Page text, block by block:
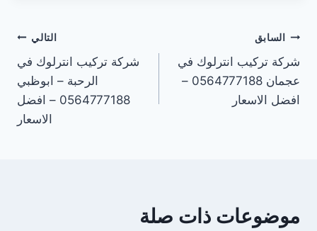
تصفّح
المقالات
السابق
شركة تركيب انترلوك في
عجمان 0564777188 –
افضل الاسعار
التالي
شركة تركيب انترلوك في
الرحبة – ابوظبي
0564777188 – افضل
الاسعار
موضوعات ذات صلة